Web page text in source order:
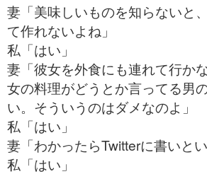
妻「美味しいものを知らないと
て作れないよね」
私「はい」
妻「彼女を外食にも連れて行か
女の料理がどうとか言ってる男
い。そういうのはダメなのよ」
私「はい」
妻「わかったらTwitterに書いとい
私「はい」